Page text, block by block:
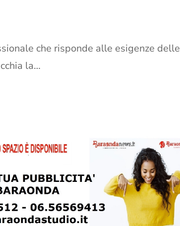
che risponde alle esigenze delle
la…